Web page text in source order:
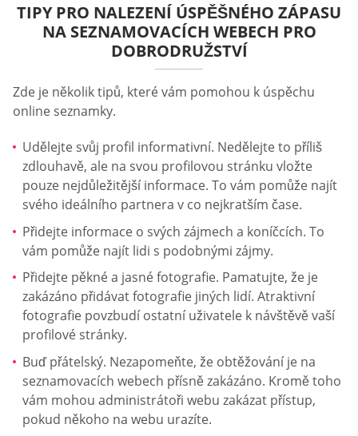
TIPY PRO NALEZENÍ ÚSPĚŠNÉHO ZÁPASU
NA SEZNAMOVACÍCH WEBECH PRO
DOBRODRUŽSTVÍ
Zde je několik tipů, které vám pomohou k úspěchu
online seznamky.
Udělejte svůj profil informativní. Nedělejte to příliš
zdlouhavě, ale na svou profilovou stránku vložte
pouze nejdůležitější informace. To vám pomůže najít
svého ideálního partnera v co nejkratším čase.
Přidejte informace o svých zájmech a koníčcích. To
vám pomůže najít lidi s podobnými zájmy.
Přidejte pěkné a jasné fotografie. Pamatujte, že je
zakázáno přidávat fotografie jiných lidí. Atraktivní
fotografie povzbudí ostatní uživatele k návštěvě vaší
profilové stránky.
Buď přátelský. Nezapomeňte, že obtěžování je na
seznamovacích webech přísně zakázáno. Kromě toho
vám mohou administrátoři webu zakázat přístup,
pokud někoho na webu urazíte.